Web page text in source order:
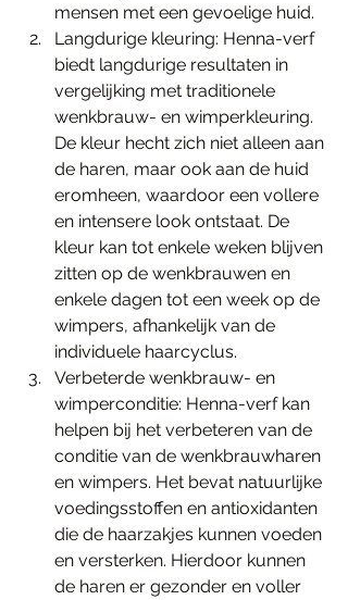
mensen met een gevoelige huid.
Langdurige kleuring: Henna-verf
biedt langdurige resultaten in
vergelijking met traditionele
wenkbrauw- en wimperkleuring.
De kleur hecht zich niet alleen aan
de haren, maar ook aan de huid
eromheen, waardoor een vollere
en intensere look ontstaat. De
kleur kan tot enkele weken blijven
zitten op de wenkbrauwen en
enkele dagen tot een week op de
wimpers, afhankelijk van de
individuele haarcyclus.
Verbeterde wenkbrauw- en
wimperconditie: Henna-verf kan
helpen bij het verbeteren van de
conditie van de wenkbrauwharen
en wimpers. Het bevat natuurlijke
voedingsstoffen en antioxidanten
die de haarzakjes kunnen voeden
en versterken. Hierdoor kunnen
de haren er gezonder en voller